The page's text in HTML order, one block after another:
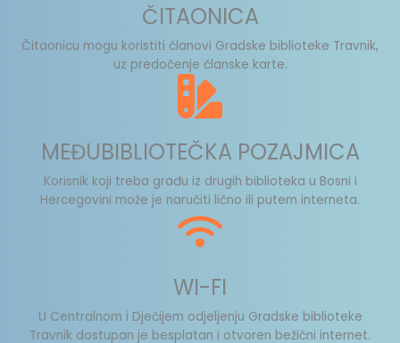
ČITAONICA
Čitaonicu mogu koristiti članovi Gradske biblioteke Travnik,
uz predočenje članske karte.
MEĐUBIBLIOTEČKA POZAJMICA
Korisnik koji treba građu iz drugih biblioteka u Bosni i
Hercegovini može je naručiti lično ili putem interneta.
WI-FI
U Centralnom i Dječijem odjeljenju Gradske biblioteke
Travnik dostupan je besplatan i otvoren bežični internet.